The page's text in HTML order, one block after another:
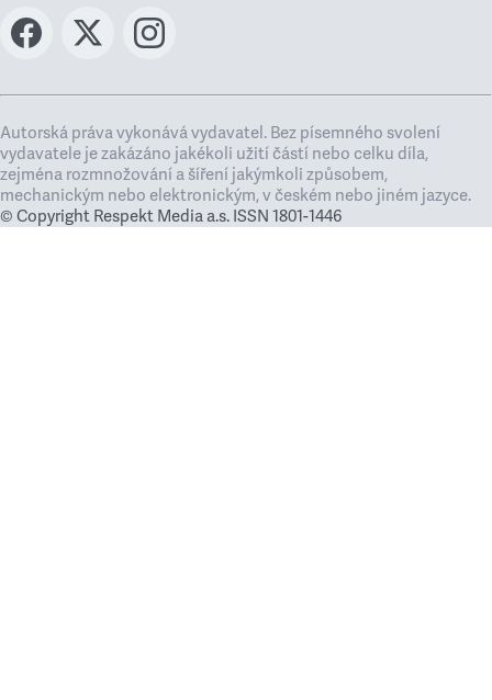
Autorská práva vykonává vydavatel. Bez písemného svolení
vydavatele je zakázáno jakékoli užití částí nebo celku díla,
zejména rozmnožování a šíření jakýmkoli způsobem,
mechanickým nebo elektronickým, v českém nebo jiném jazyce.
© Copyright Respekt Media a.s. ISSN 1801-1446